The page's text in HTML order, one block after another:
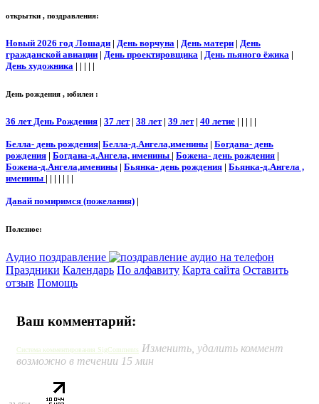
открытки , поздравления:
Новый 2026 год Лошади | День ворчуна | День матери | День
гражданской авиации | День проектировщика | День пьяного ёжика |
День художника | | | | |
День рождения , юбилеи :
36 лет День Рождения | 37 лет| 38 лет| 39 лет| 40 летие | | | | |
Белла- день рождения| Белла-д.Ангела,именины | Богдана- день
рождения | Богдана-д.Ангела, именины | Божена- день рождения |
Божена-д.Ангела,именины | Бьянка- день рождения | Бьянка-д.Ангела ,
именины | | | | | | |
Давай помиримся (пожелания) |
Полезное:
Аудио поздравление
Праздники Календарь По алфавиту Карта сайта Оставить
отзыв Помощь
Ваш комментарий:
Система комментирования SigComments Изменить, удалить коммент
возможно в течении 15 мин